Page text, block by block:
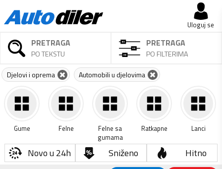
Uloguj se
PRETRAGA
PO TEKSTU
PRETRAGA
PO FILTERIMA
Djelovi i oprema Automobili u djelovima
Gume Felne
Felne sa
gumama
Ratkapne Lanci
Novo u 24h Sniženo Hitno